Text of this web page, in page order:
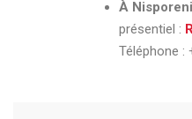
À Nisporeni
présentiel :
Téléphone :